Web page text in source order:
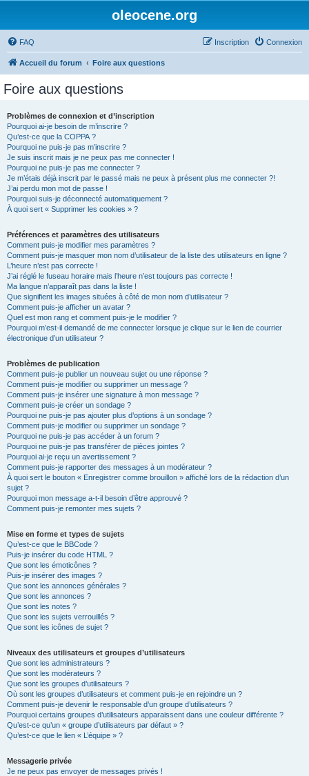
oleocene.org
FAQ Connexion
Inscription
Accueil du forum Foire aux questions
Foire aux questions
Problèmes de connexion et d’inscription
Pourquoi ai-je besoin de m’inscrire ?
Qu’est-ce que la COPPA ?
Pourquoi ne puis-je pas m’inscrire ?
Je suis inscrit mais je ne peux pas me connecter !
Pourquoi ne puis-je pas me connecter ?
Je m’étais déjà inscrit par le passé mais ne peux à présent plus me connecter ?!
J’ai perdu mon mot de passe !
Pourquoi suis-je déconnecté automatiquement ?
À quoi sert « Supprimer les cookies » ?
Préférences et paramètres des utilisateurs
Comment puis-je modifier mes paramètres ?
Comment puis-je masquer mon nom d’utilisateur de la liste des utilisateurs en ligne ?
L’heure n’est pas correcte !
J’ai réglé le fuseau horaire mais l’heure n’est toujours pas correcte !
Ma langue n’apparaît pas dans la liste !
Que signifient les images situées à côté de mon nom d’utilisateur ?
Comment puis-je afficher un avatar ?
Quel est mon rang et comment puis-je le modifier ?
Pourquoi m’est-il demandé de me connecter lorsque je clique sur le lien de courrier
électronique d’un utilisateur ?
Problèmes de publication
Comment puis-je publier un nouveau sujet ou une réponse ?
Comment puis-je modifier ou supprimer un message ?
Comment puis-je insérer une signature à mon message ?
Comment puis-je créer un sondage ?
Pourquoi ne puis-je pas ajouter plus d’options à un sondage ?
Comment puis-je modifier ou supprimer un sondage ?
Pourquoi ne puis-je pas accéder à un forum ?
Pourquoi ne puis-je pas transférer de pièces jointes ?
Pourquoi ai-je reçu un avertissement ?
Comment puis-je rapporter des messages à un modérateur ?
À quoi sert le bouton « Enregistrer comme brouillon » affiché lors de la rédaction d’un
sujet ?
Pourquoi mon message a-t-il besoin d’être approuvé ?
Comment puis-je remonter mes sujets ?
Mise en forme et types de sujets
Qu’est-ce que le BBCode ?
Puis-je insérer du code HTML ?
Que sont les émoticônes ?
Puis-je insérer des images ?
Que sont les annonces générales ?
Que sont les annonces ?
Que sont les notes ?
Que sont les sujets verrouillés ?
Que sont les icônes de sujet ?
Niveaux des utilisateurs et groupes d’utilisateurs
Que sont les administrateurs ?
Que sont les modérateurs ?
Que sont les groupes d’utilisateurs ?
Où sont les groupes d’utilisateurs et comment puis-je en rejoindre un ?
Comment puis-je devenir le responsable d’un groupe d’utilisateurs ?
Pourquoi certains groupes d’utilisateurs apparaissent dans une couleur différente ?
Qu’est-ce qu’un « groupe d’utilisateurs par défaut » ?
Qu’est-ce que le lien « L’équipe » ?
Messagerie privée
Je ne peux pas envoyer de messages privés !